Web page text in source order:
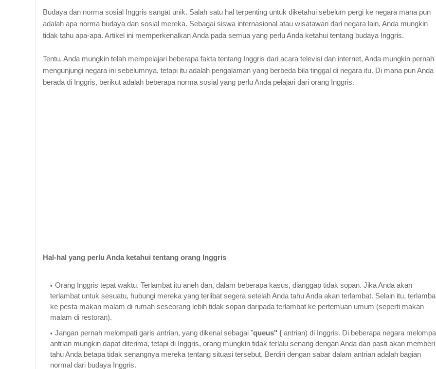
Budaya dan norma sosial Inggris sangat unik. Salah satu hal terpenting untuk diketahui sebelum pergi ke negara mana pun
adalah apa norma budaya dan sosial mereka. Sebagai siswa internasional atau wisatawan dari negara lain, Anda mungkin
tidak tahu apa-apa. Artikel ini memperkenalkan Anda pada semua yang perlu Anda ketahui tentang budaya Inggris.
Tentu, Anda mungkin telah mempelajari beberapa fakta tentang Inggris dari acara televisi dan internet, Anda mungkin pernah
mengunjungi negara ini sebelumnya, tetapi itu adalah pengalaman yang berbeda bila tinggal di negara itu. Di mana pun Anda
berada di Inggris, berikut adalah beberapa norma sosial yang perlu Anda pelajari dari orang Inggris.
Hal-hal yang perlu Anda ketahui tentang orang Inggris
Orang Inggris tepat waktu. Terlambat itu aneh dan, dalam beberapa kasus, dianggap tidak sopan. Jika Anda akan
terlambat untuk sesuatu, hubungi mereka yang terlibat segera setelah Anda tahu Anda akan terlambat. Selain itu,
ke pesta makan malam di rumah seseorang lebih tidak sopan daripada terlambat ke pertemuan umum (seperti makan
malam di restoran).
Jangan pernah melompati garis antrian, yang dikenal sebagai "queus" ( antrian) di Inggris. Di beberapa negara
antrian mungkin dapat diterima, tetapi di Inggris, orang mungkin tidak terlalu senang dengan Anda dan pasti akan memberi
tahu Anda betapa tidak senangnya mereka tentang situasi tersebut. Berdiri dengan sabar dalam antrian adalah bagian
normal dari budaya Inggris.